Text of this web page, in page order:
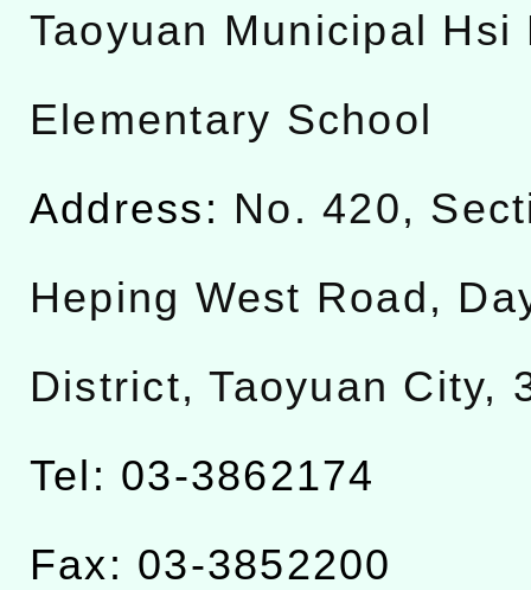
Taoyuan Municipal Hsi
Elementary School
Address: No. 420,
Heping West Road,
District, Taoyuan City,
Tel: 03-3862174
Fax: 03-3852200